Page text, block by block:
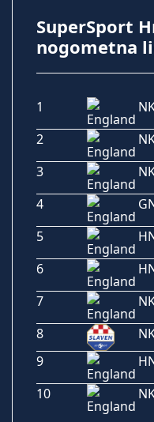
SuperSport
nogometna
1
2
3
4
5
6
7
8
9
10